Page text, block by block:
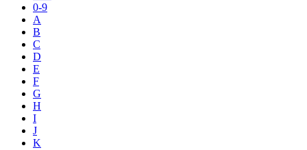
0-9
A
B
C
D
E
F
G
H
I
J
K